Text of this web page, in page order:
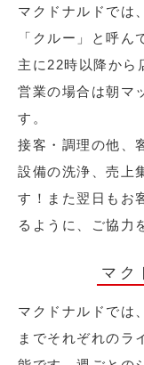
マクドナルドでは
「クルー」と呼ん
主に22時以降から
営業の場合は朝マ
す。
接客・調理の他、
設備の洗浄、売上
す！また翌日もお
るように、ご協力
マク
マクドナルドでは
までそれぞれのラ